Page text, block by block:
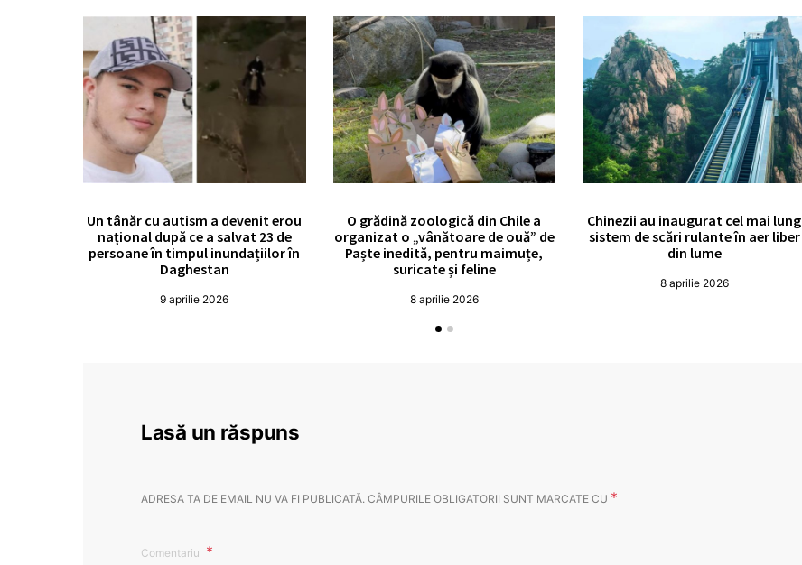
Un tânăr cu autism a devenit erou
național după ce a salvat 23 de
persoane în timpul inundațiilor în
Daghestan
9 aprilie 2026
O grădină zoologică din Chile a
organizat o „vânătoare de ouă” de
Paște inedită, pentru maimuțe,
suricate și feline
8 aprilie 2026
Chinezii au inaugurat cel mai lung
sistem de scări rulante în aer liber
din lume
8 aprilie 2026
Lasă un răspuns
ADRESA TA DE EMAIL NU VA FI PUBLICATĂ. CÂMPURILE OBLIGATORII SUNT MARCATE CU *
Comentariu